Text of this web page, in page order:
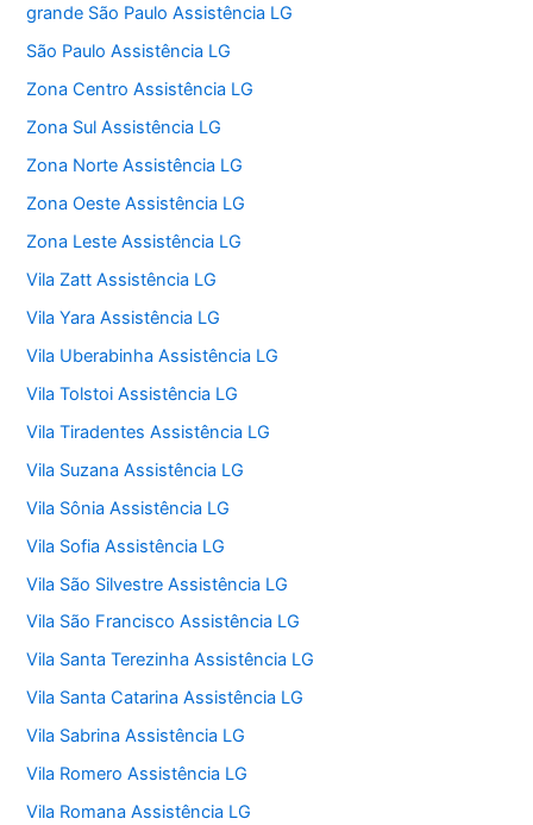
grande São Paulo Assistência LG
São Paulo Assistência LG
Zona Centro Assistência LG
Zona Sul Assistência LG
Zona Norte Assistência LG
Zona Oeste Assistência LG
Zona Leste Assistência LG
Vila Zatt Assistência LG
Vila Yara Assistência LG
Vila Uberabinha Assistência LG
Vila Tolstoi Assistência LG
Vila Tiradentes Assistência LG
Vila Suzana Assistência LG
Vila Sônia Assistência LG
Vila Sofia Assistência LG
Vila São Silvestre Assistência LG
Vila São Francisco Assistência LG
Vila Santa Terezinha Assistência LG
Vila Santa Catarina Assistência LG
Vila Sabrina Assistência LG
Vila Romero Assistência LG
Vila Romana Assistência LG